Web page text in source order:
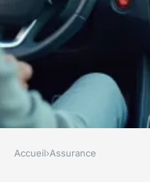
Accueil›Assurance